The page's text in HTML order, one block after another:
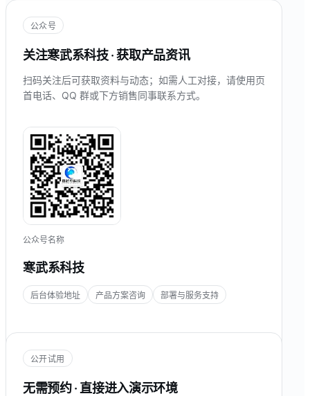
公众号
关注寒武系科技 · 获取产品资讯
扫码关注后可获取资料与动态；如需人工对接，请使用页
首电话、QQ 群或下方销售同事联系方式。
公众号名称
寒武系科技
后台体验地址 产品方案咨询 部署与服务支持
公开试用
无需预约 · 直接进入演示环境